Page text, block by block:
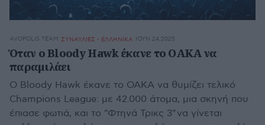
AVOPOLIS TEAM ΣΥΝΑΥΛΙΕΣ - ΕΛΛΗΝΙΚΑ ΙΟΥΝ 24,2025
Όταν ο Bloody Hawk έκανε το ΟΑΚΑ να
παραμιλάει
Ο Bloody Hawk έκανε το ΟΑΚΑ να θυμίζει τελικό
Champions League: με 42.000 άτομα, μια σκηνή που
έπιασε φωτιά, και το "Φτηνά Τρικς 3" να γίνεται